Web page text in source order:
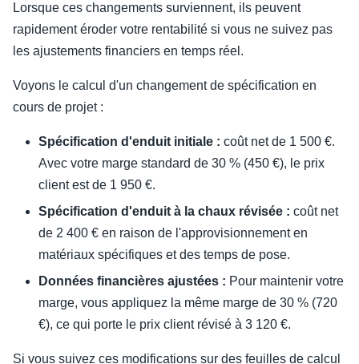
Lorsque ces changements surviennent, ils peuvent
rapidement éroder votre rentabilité si vous ne suivez pas
les ajustements financiers en temps réel.
Voyons le calcul d'un changement de spécification en
cours de projet :
Spécification d'enduit initiale : coût net de 1 500 €.
Avec votre marge standard de 30 % (450 €), le prix
client est de 1 950 €.
Spécification d'enduit à la chaux révisée : coût net
de 2 400 € en raison de l'approvisionnement en
matériaux spécifiques et des temps de pose.
Données financières ajustées : Pour maintenir votre
marge, vous appliquez la même marge de 30 % (720
€), ce qui porte le prix client révisé à 3 120 €.
Si vous suivez ces modifications sur des feuilles de calcul